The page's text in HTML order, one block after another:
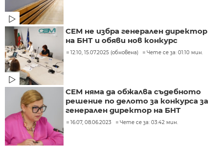
СЕМ не избра генерален директор
на БНТ и обяви нов конкурс
12:10, 15.07.2025 (обновена) Чете се за: 01:10 мин.
СЕМ няма да обжалва съдебното
решение по делото за конкурса за
генерален директор на БНТ
16:07, 08.06.2023 Чете се за: 03:42 мин.